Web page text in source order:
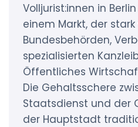
Volljurist:innen in
einem Markt, der stark
Bundesbehörden,
spezialisierten
Öffentliches
Die Gehaltsschere
Staatsdienst und der
der Hauptstadt